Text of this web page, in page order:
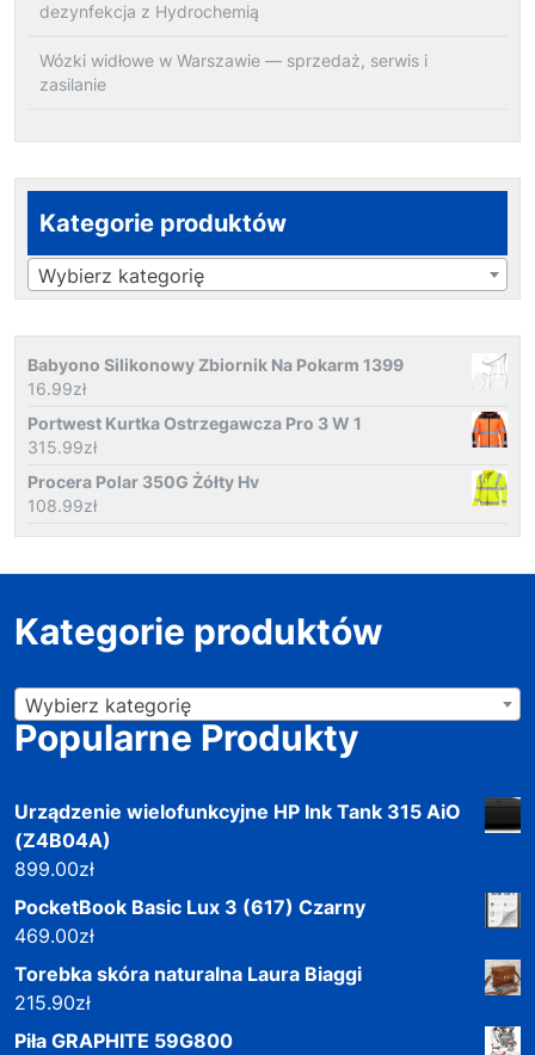
dezynfekcja z Hydrochemią
Wózki widłowe w Warszawie — sprzedaż, serwis i
zasilanie
Kategorie produktów
Wybierz kategorię
Babyono Silikonowy Zbiornik Na Pokarm 1399
16.99zł
Portwest Kurtka Ostrzegawcza Pro 3 W 1
315.99zł
Procera Polar 350G Żółty Hv
108.99zł
Kategorie produktów
Wybierz kategorię
Popularne Produkty
Urządzenie wielofunkcyjne HP Ink Tank 315 AiO
(Z4B04A)
899.00zł
PocketBook Basic Lux 3 (617) Czarny
469.00zł
Torebka skóra naturalna Laura Biaggi
215.90zł
Piła GRAPHITE 59G800